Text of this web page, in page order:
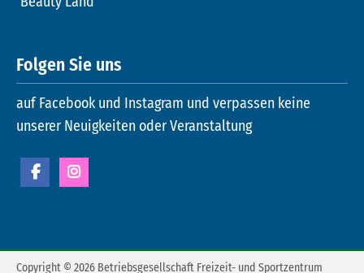
Folgen Sie uns
auf Facebook und Instagram und verpassen keine
unserer Neuigkeiten oder Veranstaltung
Copyright © 2026 Betriebsgesellschaft Freizeit- und Sportzentrum